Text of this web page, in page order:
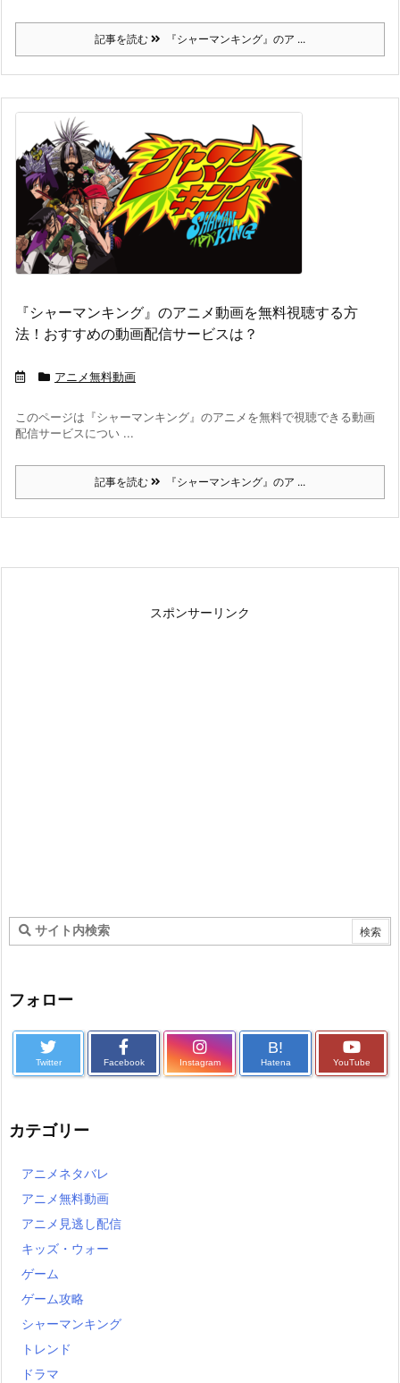
記事を読む 『シャーマンキング』のア ...
『シャーマンキング』のアニメ動画を無料視聴する方
法！おすすめの動画配信サービスは？
アニメ無料動画
このページは『シャーマンキング』のアニメを無料で視聴できる動画
配信サービスについ ...
記事を読む 『シャーマンキング』のア ...
スポンサーリンク
フォロー
Twitter Facebook Instagram
B!
Hatena YouTube
カテゴリー
アニメネタバレ
アニメ無料動画
アニメ見逃し配信
キッズ・ウォー
ゲーム
ゲーム攻略
シャーマンキング
トレンド
ドラマ